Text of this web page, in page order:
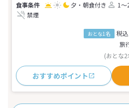
夕・朝食付き 1～
禁煙
おとな1名 税込
旅
(おとな
おすすめポイント